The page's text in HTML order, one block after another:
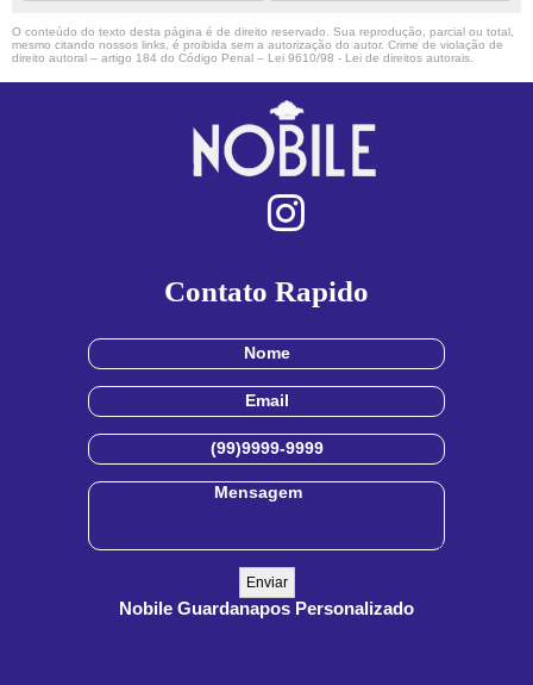
O conteúdo do texto desta página é de direito reservado. Sua reprodução, parcial ou total,
mesmo citando nossos links, é proibida sem a autorização do autor. Crime de violação de
direito autoral – artigo 184 do Código Penal – Lei 9610/98 - Lei de direitos autorais.
Contato Rapido
Nobile Guardanapos Personalizado